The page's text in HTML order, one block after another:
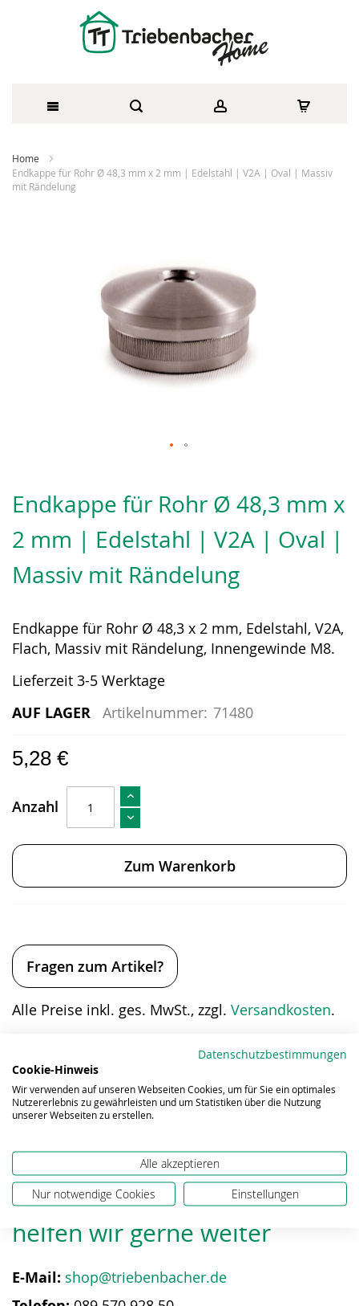
zum
Home
Endkappe für Rohr Ø 48,3 mm x 2 mm | Edelstahl | V2A | Oval | Massiv
mit Rändelung
der
Bildergalerie
springen
Endkappe für Rohr Ø 48,3 mm x
2 mm | Edelstahl | V2A | Oval |
Massiv mit Rändelung
Endkappe für Rohr Ø 48,3 x 2 mm, Edelstahl, V2A,
Flach, Massiv mit Rändelung, Innengewinde M8.
Lieferzeit 3-5 Werktage
AUF LAGER Artikelnummer: 71480
5,28 €
Anzahl
Zum Warenkorb
Fragen zum Artikel?
Alle Preise inkl. ges. MwSt., zzgl. Versandkosten.
Bei Fragen zum Produkt
helfen wir gerne weiter
E-Mail: shop@triebenbacher.de
Datenschutzbestimmungen
Cookie-Hinweis
Wir verwenden auf unseren Webseiten Cookies, um für Sie ein optimales
Nutzererlebnis zu gewährleisten und um Statistiken über die Nutzung
unserer Webseiten zu erstellen.
Alle akzeptieren
Nur notwendige Cookies Einstellungen